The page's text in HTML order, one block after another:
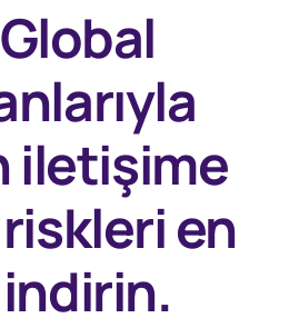
iletişime
en